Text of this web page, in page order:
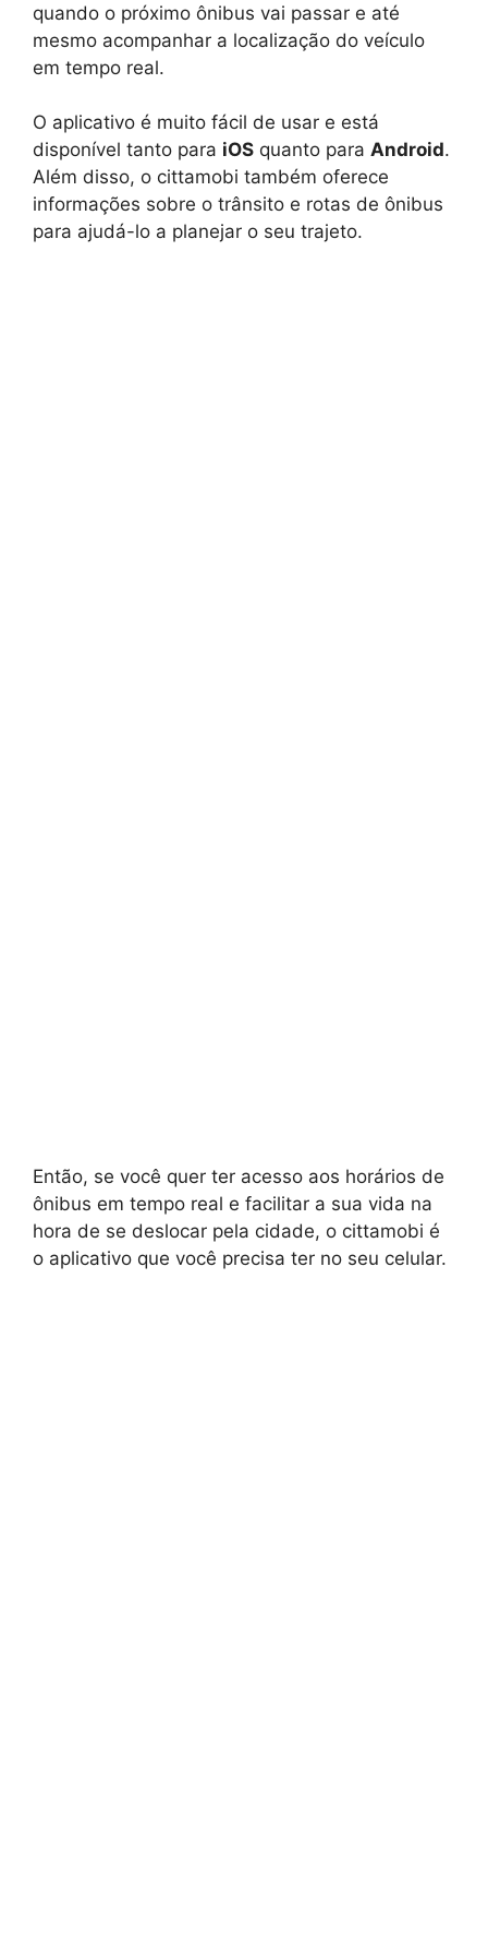
quando o próximo ônibus vai passar e até
mesmo acompanhar a localização do veículo
em tempo real.
O aplicativo é muito fácil de usar e está
disponível tanto para iOS quanto para Android.
Além disso, o cittamobi também oferece
informações sobre o trânsito e rotas de ônibus
para ajudá-lo a planejar o seu trajeto.
Então, se você quer ter acesso aos horários de
ônibus em tempo real e facilitar a sua vida na
hora de se deslocar pela cidade, o cittamobi é
o aplicativo que você precisa ter no seu celular.